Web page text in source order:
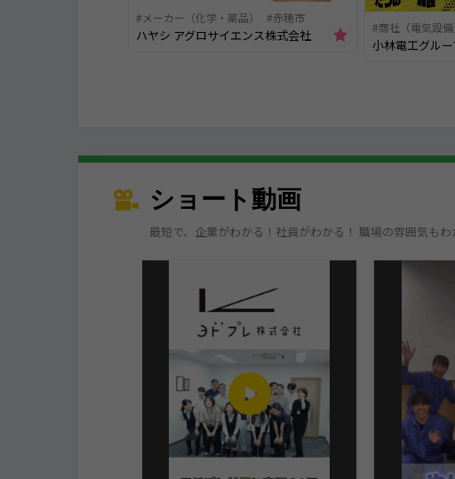
メーカー（化学・薬品） 赤穂市
ハヤシ アグロサイエンス株式会社 商社（電気設備
小林電工グル
ショート動画
最短で、企業がわかる！社員がわかる！ 職場の雰囲気もわ